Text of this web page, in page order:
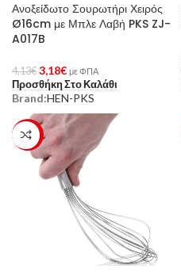
Ανοξείδωτο Σουρωτήρι Χειρός
Ø16cm με Μπλε Λαβή PKS ZJ-
A017B
4,13€ 3,18€ με ΦΠΑ
Προσθήκη Στο Καλάθι
Brand:HEN-PKS
-23%